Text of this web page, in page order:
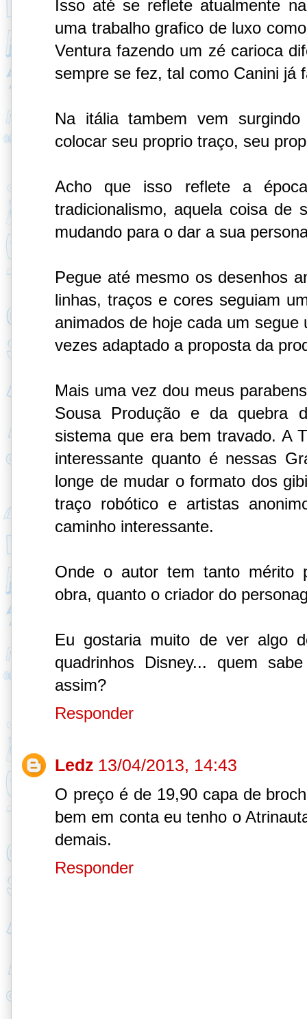
Isso até se reflete atualmente
uma trabalho grafico de luxo
Ventura fazendo um zé carioca
sempre se fez, tal como Canini já
Na itália tambem vem
colocar seu proprio traço, seu
Acho que isso reflete a
tradicionalismo, aquela coisa de
mudando para o dar a sua
Pegue até mesmo os desenhos
linhas, traços e cores seguiam
animados de hoje cada um
vezes adaptado a proposta da
Mais uma vez dou meus
Sousa Produção e da quebra
sistema que era bem travado. A
interessante quanto é nessas
longe de mudar o formato dos
traço robótico e artistas
caminho interessante.
Onde o autor tem tanto mérito
obra, quanto o criador do
Eu gostaria muito de ver algo
quadrinhos Disney... quem
assim?
Responder
Ledz 13/04/2013, 14:43
O preço é de 19,90 capa de
bem em conta eu tenho o
demais.
Responder